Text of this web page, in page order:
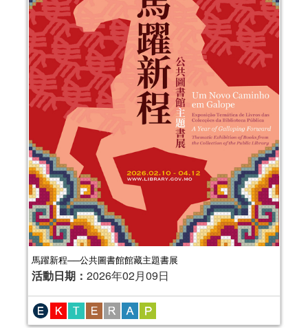
馬躍新程──公共圖書館館藏主題書展
活動日期： 2026年02月09日